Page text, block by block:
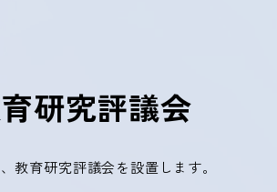
研究評議会
教育研究評議会を設置します。